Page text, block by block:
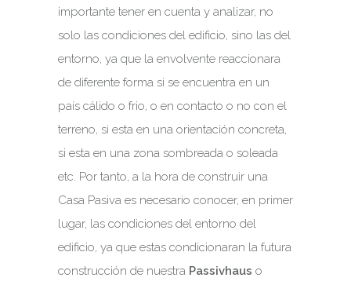
importante tener en cuenta y analizar, no
solo las condiciones del edificio, sino las del
entorno, ya que la envolvente reaccionara
de diferente forma si se encuentra en un
país cálido o frio, o en contacto o no con el
terreno, si esta en una orientación concreta,
si esta en una zona sombreada o soleada
etc. Por tanto, a la hora de construir una
Casa Pasiva es necesario conocer, en primer
lugar, las condiciones del entorno del
edificio, ya que estas condicionaran la futura
construcción de nuestra Passivhaus o